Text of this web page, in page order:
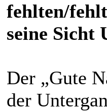
fehlten/
seine Sicht
Der „Gute
der